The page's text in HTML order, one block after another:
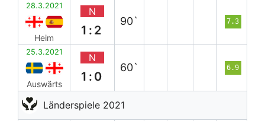
28.3.2021
Heim
N
1:2
90` 7.3
25.3.2021
Auswärts
N
1:0
60` 6.9
Länderspiele 2021